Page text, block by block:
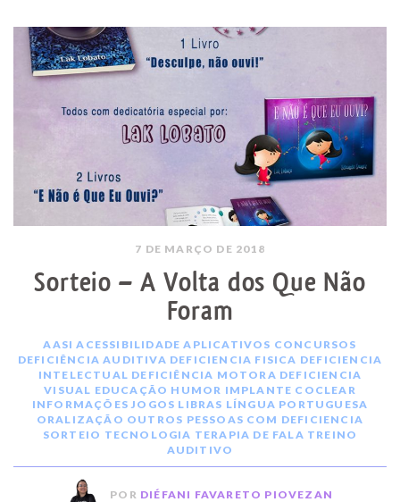
7 DE MARÇO DE 2018
Sorteio – A Volta dos Que Não
Foram
AASI ACESSIBILIDADE APLICATIVOS CONCURSOS
DEFICIÊNCIA AUDITIVA DEFICIENCIA FISICA DEFICIENCIA
INTELECTUAL DEFICIÊNCIA MOTORA DEFICIENCIA
VISUAL EDUCAÇÃO HUMOR IMPLANTE COCLEAR
INFORMAÇÕES JOGOS LIBRAS LÍNGUA PORTUGUESA
ORALIZAÇÃO OUTROS PESSOAS COM DEFICIENCIA
SORTEIO TECNOLOGIA TERAPIA DE FALA TREINO
AUDITIVO
POR DIÉFANI FAVARETO PIOVEZAN